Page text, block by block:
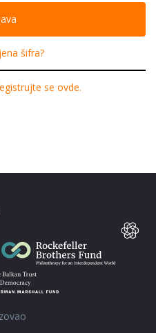
šifra?
se ovde.